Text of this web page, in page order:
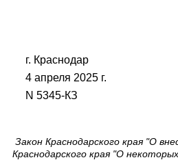
В.И.
г. Краснодар
4 апреля 2025 г.
N 5345-КЗ
Закон Краснодарского края "О
Краснодарского края "О